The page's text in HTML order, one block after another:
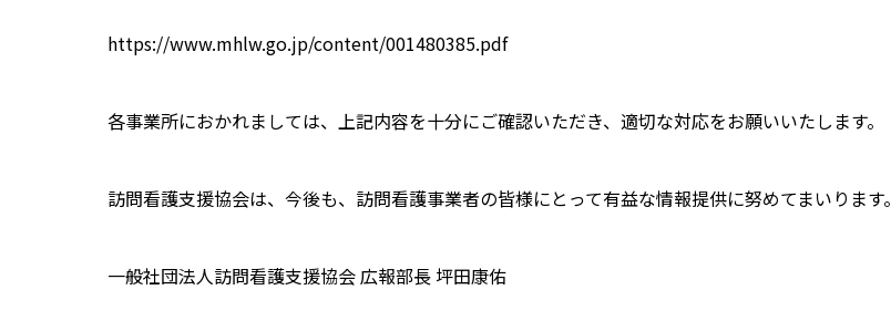
https://www.mhlw.go.jp/content/001480385.pdf
各事業所におかれましては、上記内容を十分にご確認いただき、適切な対応をお願いいたします。
訪問看護支援協会は、今後も、訪問看護事業者の皆様にとって有益な情報提供に努めてまいります。
一般社団法人訪問看護支援協会 広報部長 坪田康佑